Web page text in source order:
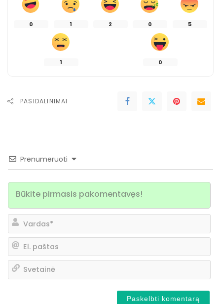
0 1 2 0 5
1 0
PASIDALINIMAI
Prenumeruoti